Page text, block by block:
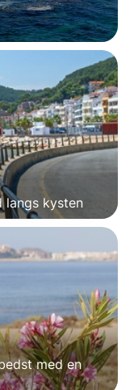
langs kysten
med en